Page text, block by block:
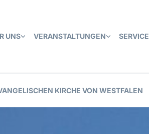
UNS VERANSTALTUNGEN SERVICE
KIRCHE VON WESTFALEN